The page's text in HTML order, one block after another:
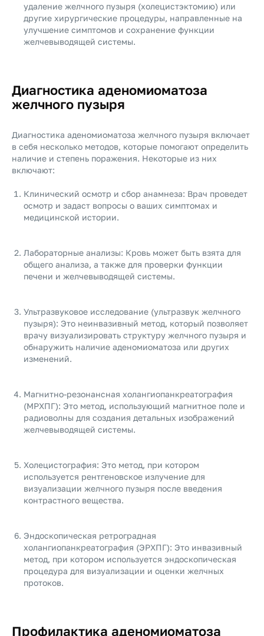
удаление желчного пузыря (холецистэктомию) или
другие хирургические процедуры, направленные на
улучшение симптомов и сохранение функции
желчевыводящей системы.
Диагностика аденомиоматоза
желчного пузыря
Диагностика аденомиоматоза желчного пузыря включает
в себя несколько методов, которые помогают определить
наличие и степень поражения. Некоторые из них
включают:
Клинический осмотр и сбор анамнеза: Врач проведет
осмотр и задаст вопросы о ваших симптомах и
медицинской истории.
Лабораторные анализы: Кровь может быть взята для
общего анализа, а также для проверки функции
печени и желчевыводящей системы.
Ультразвуковое исследование (ультразвук желчного
пузыря): Это неинвазивный метод, который позволяет
врачу визуализировать структуру желчного пузыря и
обнаружить наличие аденомиоматоза или других
изменений.
Магнитно-резонансная холангиопанкреатография
(МРХПГ): Это метод, использующий магнитное поле и
радиоволны для создания детальных изображений
желчевыводящей системы.
Холецистография: Это метод, при котором
используется рентгеновское излучение для
визуализации желчного пузыря после введения
контрастного вещества.
Эндоскопическая ретроградная
холангиопанкреатография (ЭРХПГ): Это инвазивный
метод, при котором используется эндоскопическая
процедура для визуализации и оценки желчных
протоков.
Профилактика аденомиоматоза